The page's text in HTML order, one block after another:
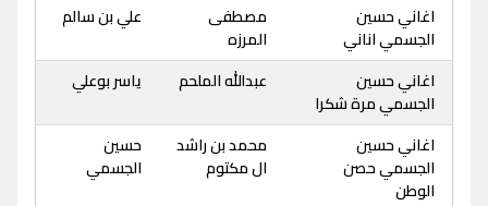
اغاني حسين
الجسمي اناني
مصطفى
المرزه
علي بن سالم
اغاني حسين
الجسمي مرة شكرا
عبدالله الملحم ياسر بوعلي
اغاني حسين
الجسمي حصن
الوطن
محمد بن راشد
ال مكتوم
حسين
الجسمي